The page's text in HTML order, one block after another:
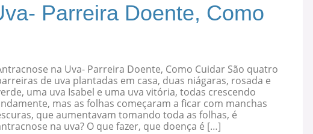
Parreira Doente, Como
na Uva- Parreira Doente, Como Cuidar São quatro
de uva plantadas em casa, duas niágaras, rosada e
uma uva Isabel e uma uva vitória, todas crescendo
mas as folhas começaram a ficar com manchas
que aumentavam tomando toda as folhas, é
na uva? O que fazer, que doença é […]